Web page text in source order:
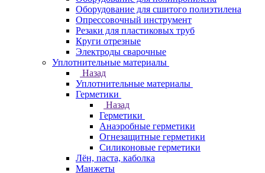
Оборудование для сшитого полиэтилена
Опрессовочный инструмент
Резаки для пластиковых труб
Круги отрезные
Электроды сварочные
Уплотнительные материалы
Назад
Уплотнительные материалы
Герметики
Назад
Герметики
Анаэробные герметики
Огнезащитные герметики
Силиконовые герметики
Лён, паста, каболка
Манжеты